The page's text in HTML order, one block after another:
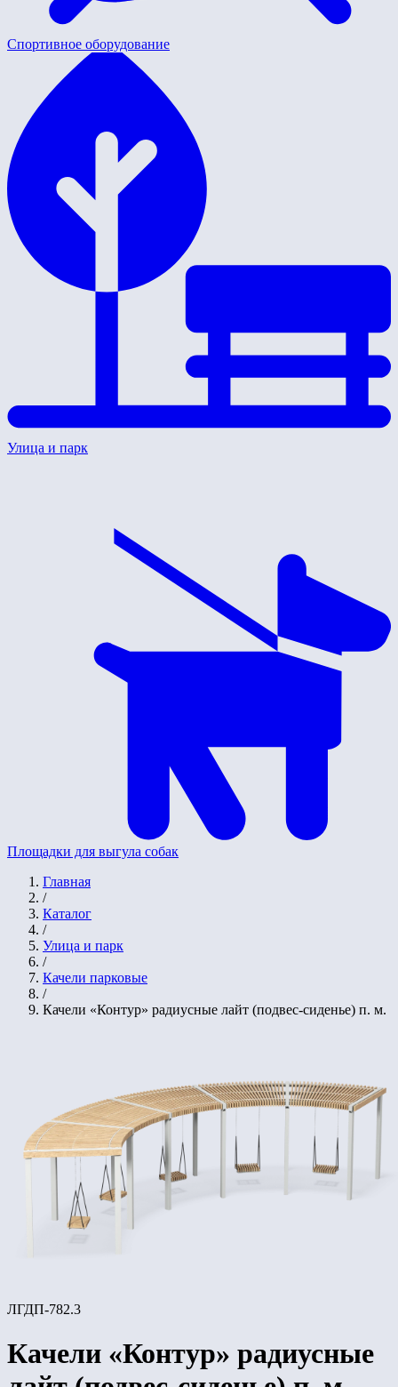
Спортивное оборудование
Улица и парк
Площадки для выгула собак
Главная
/
Каталог
/
Улица и парк
/
Качели парковые
/
Качели «Контур» радиусные лайт (подвес-сиденье) п. м.
ЛГДП-782.3
Качели «Контур» радиусные